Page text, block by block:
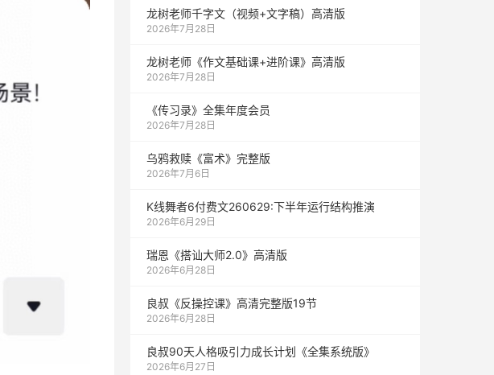
龙树老师千字文（视频+文字稿）高清版
2026年7月28日
龙树老师《作文基础课+进阶课》高清版
2026年7月28日
《传习录》全集年度会员
2026年7月28日
乌鸦救赎《富术》完整版
2026年7月6日
K线舞者6付费文260629:下半年运行结构推演
2026年6月29日
瑞恩《搭讪大师2.0》高清版
2026年6月28日
良叔《反操控课》高清完整版19节
2026年6月28日
良叔90天人格吸引力成长计划《全集系统版》
2026年6月27日